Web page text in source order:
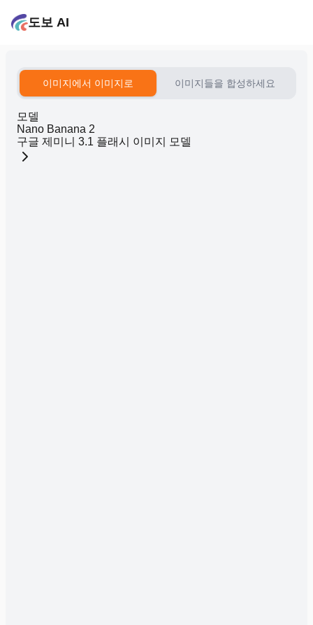
도보 AI
이미지에서 이미지로 이미지들을 합성하세요
모델
Nano Banana 2
구글 제미니 3.1 플래시 이미지 모델